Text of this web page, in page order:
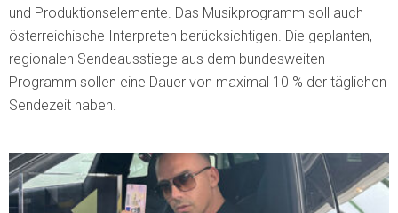
und Produktionselemente. Das Musikprogramm soll auch
österreichische Interpreten berücksichtigen. Die geplanten,
regionalen Sendeausstiege aus dem bundesweiten
Programm sollen eine Dauer von maximal 10 % der täglichen
Sendezeit haben.